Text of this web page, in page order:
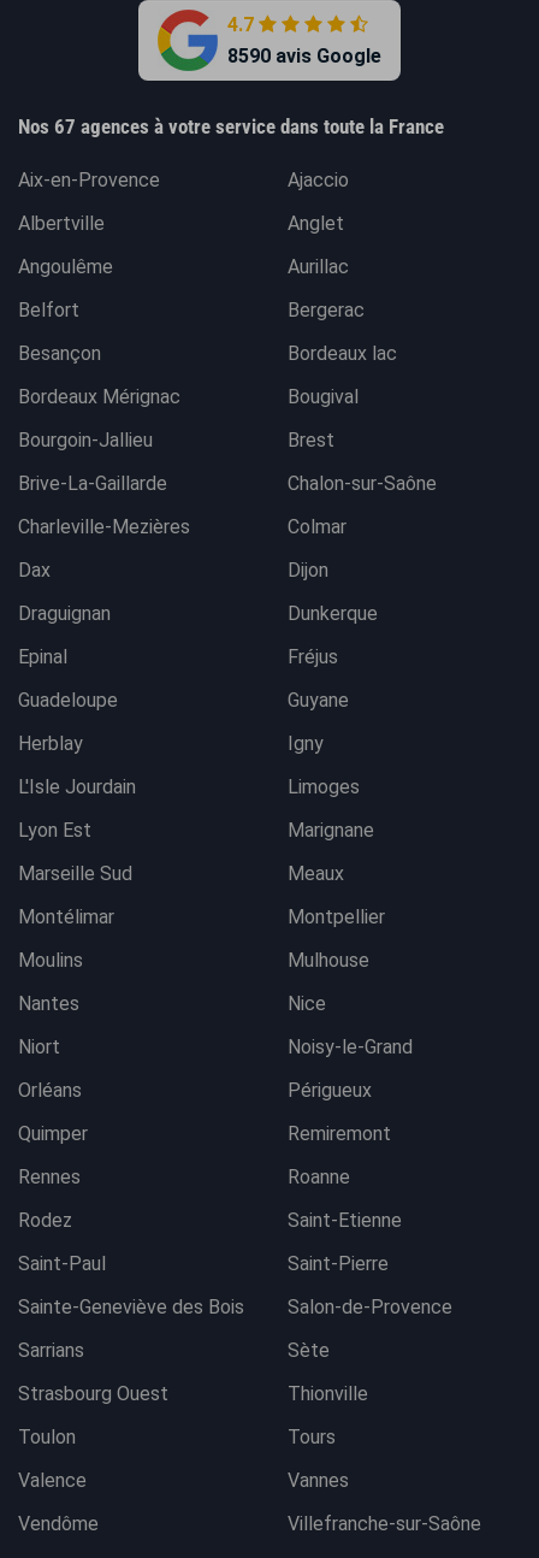
4.7
8590 avis Google
Nos 67 agences à votre service dans toute la France
Aix-en-Provence
Ajaccio
Albertville
Anglet
Angoulême
Aurillac
Belfort
Bergerac
Besançon
Bordeaux lac
Bordeaux Mérignac
Bougival
Bourgoin-Jallieu
Brest
Brive-La-Gaillarde
Chalon-sur-Saône
Charleville-Mezières
Colmar
Dax
Dijon
Draguignan
Dunkerque
Epinal
Fréjus
Guadeloupe
Guyane
Herblay
Igny
L'Isle Jourdain
Limoges
Lyon Est
Marignane
Marseille Sud
Meaux
Montélimar
Montpellier
Moulins
Mulhouse
Nantes
Nice
Niort
Noisy-le-Grand
Orléans
Périgueux
Quimper
Remiremont
Rennes
Roanne
Rodez
Saint-Etienne
Saint-Paul
Saint-Pierre
Sainte-Geneviève des Bois
Salon-de-Provence
Sarrians
Sète
Strasbourg Ouest
Thionville
Toulon
Tours
Valence
Vannes
Vendôme
Villefranche-sur-Saône